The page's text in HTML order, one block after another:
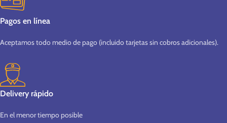
Pagos en línea
Aceptamos todo medio de pago (incluido tarjetas sin cobros adicionales).
Delivery rápido
En el menor tiempo posible